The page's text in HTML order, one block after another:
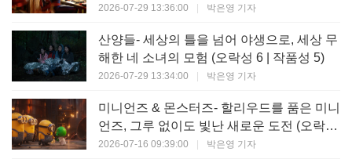
르다 (오락성 8 | 작품성 8)
2026-07-29 13:36:00 박은영 기자
산양들- 세상의 틀을 넘어 야생으로, 세상 무
해한 네 소녀의 모험 (오락성 6 | 작품성 5)
2026-07-29 13:34:00 박은영 기자
미니언즈 & 몬스터즈- 할리우드를 품은 미니
언즈, 그루 없이도 빛난 새로운 도전 (오락성
7 | 작품성 6)
2026-07-16 09:39:00 박은영 기자